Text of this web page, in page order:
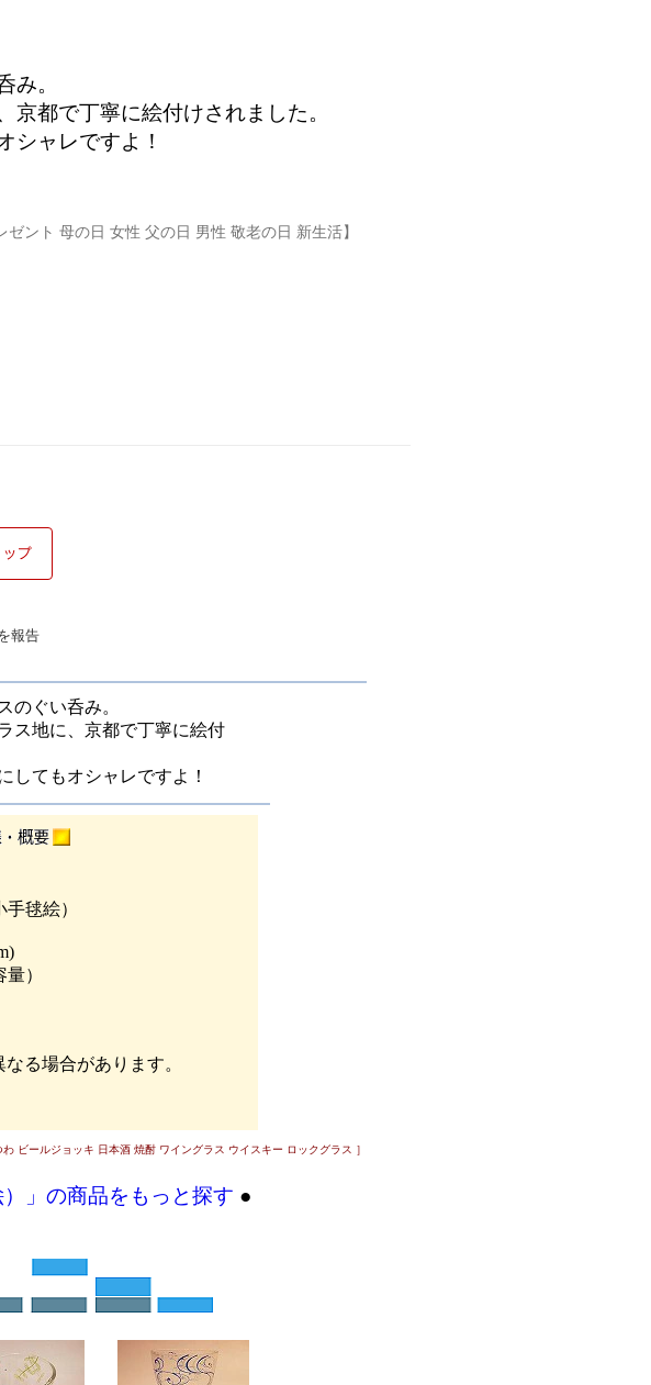
み。
都で丁寧に絵付けされました。
シャレですよ！
ント 母の日 女性 父の日 男性 敬老の日 新生活】
報告
のぐい呑み。
ス地に、京都で丁寧に絵付
してもオシャレですよ！
毬絵）
）
る場合があります。
ビールジョッキ 日本酒 焼酎 ワイングラス ウイスキー ロックグラス ］
）」の商品をもっと探す ●